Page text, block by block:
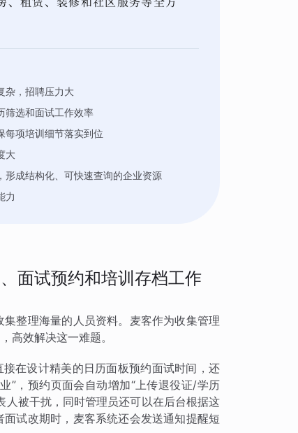
杂，招聘压力大
筛选和面试工作效率
每项培训细节落实到位
大
形成结构化、可快速查询的企业资源
力
面试预约和培训存档工作
整理海量的人员资料。麦客作为收集管理
高效解决这一难题。
在设计精美的日历面板预约面试时间，还
”，预约页面会自动增加“上传退役证/学历
被干扰，同时管理员还可以在后台根据这
试改期时，麦客系统还会发送通知提醒短